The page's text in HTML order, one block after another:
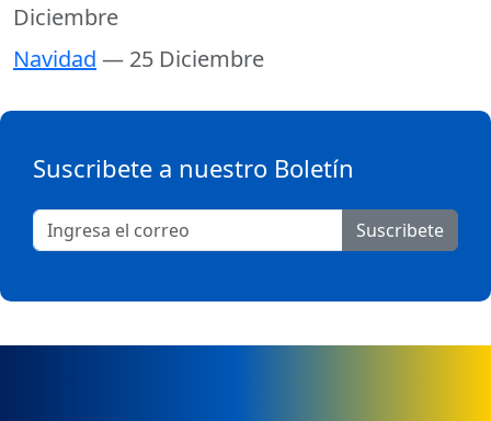
Diciembre
Navidad — 25 Diciembre
Suscribete a nuestro Boletín
Suscribete